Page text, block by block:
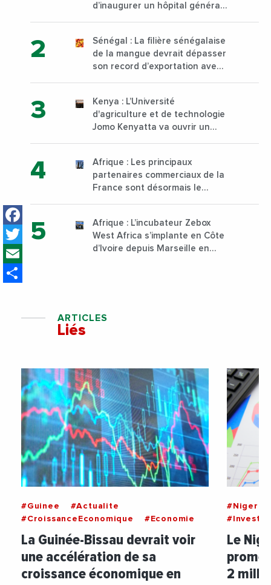
Facebook
Twitter
d’inaugurer un hôpital général
Sénégal : La filière sénégalaise
de la mangue devrait dépasser
son record d’exportation avec
Kenya : L’Université
d'agriculture et de technologie
Jomo Kenyatta va ouvrir un
sur son campus de Karen à
Nairobi dès janvier 2023
Afrique : Les principaux
partenaires commerciaux de la
France sont désormais le
Afrique : L’incubateur Zebox
West Africa s’implante en Côte
d’Ivoire depuis Marseille en
ARTICLES
Liés
#Guinee
#Actualite
#CroissanceEconomique
#Economie
La Guinée-Bissau devrait voir
une accélération de sa
croissance économique en
#Nigeria
Le
2